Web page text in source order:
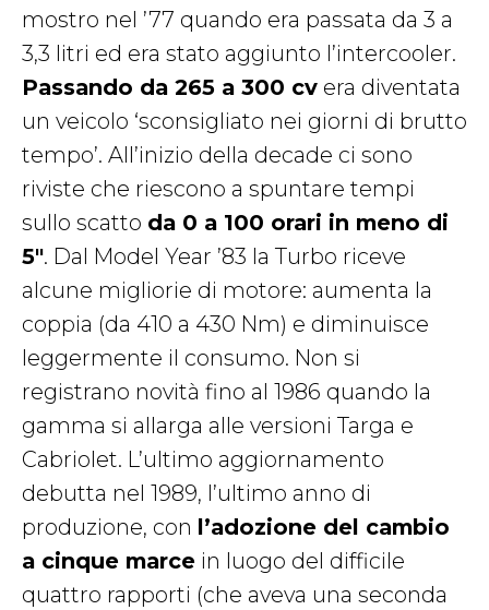
mostro nel ’77 quando era passata da 3 a
3,3 litri ed era stato aggiunto l’intercooler.
Passando da 265 a 300 cv era diventata
un veicolo ‘sconsigliato nei giorni di brutto
tempo’. All’inizio della decade ci sono
riviste che riescono a spuntare tempi
sullo scatto da 0 a 100 orari in meno di
5″. Dal Model Year ’83 la Turbo riceve
alcune migliorie di motore: aumenta la
coppia (da 410 a 430 Nm) e diminuisce
leggermente il consumo. Non si
registrano novità fino al 1986 quando la
gamma si allarga alle versioni Targa e
Cabriolet. L’ultimo aggiornamento
debutta nel 1989, l’ultimo anno di
produzione, con l’adozione del cambio
a cinque marce in luogo del difficile
quattro rapporti (che aveva una seconda